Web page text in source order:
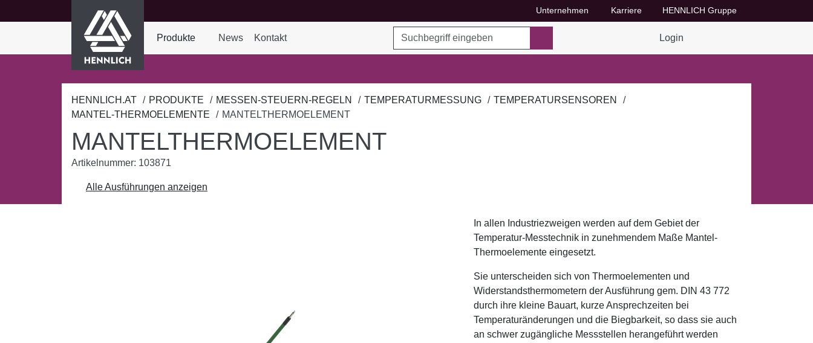
Unternehmen
Dropdown-Menü Unternehmen umschalten
Karriere
Dropdown-Menü Karriere umschalten
HENNLICH Gruppe
Produkte
Dropdown-Menü Produkte umschalten
News Kontakt Suchbegriff Login
HENNLICH.AT PRODUKTE MESSEN-STEUERN-REGELN TEMPERATURMESSUNG
TEMPERATURSENSOREN
MANTEL-THERMOELEMENTE
MANTELTHERMOELEMENT
MANTELTHERMOELEMENT
Artikelnummer: 103871
Alle Ausführungen anzeigen
In allen Industriezweigen werden auf dem Gebiet der
Temperatur-Messtechnik in zunehmendem Maße Mantel-
Thermoelemente eingesetzt.
Sie unterscheiden sich von Thermoelementen und
Widerstandsthermometern der Ausführung gem. DIN 43 772
durch ihre kleine Bauart, kurze Ansprechzeiten bei
Temperaturänderungen und die Biegbarkeit, so dass sie auch
an schwer zugängliche Messstellen herangeführt werden